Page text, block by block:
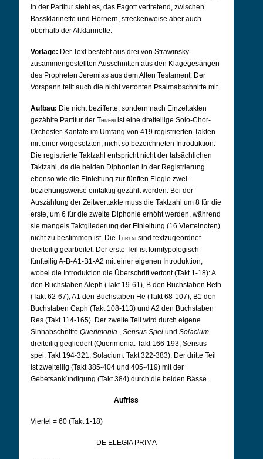
in der Partitur steht es, das Fagott vertretend, zwischen
Bassklarinette und Hörnern, streckenweise aber auch
oberhalb der Altklarinette.
Vorlage: Der Text besteht aus drei von Strawinsky
zusammengestellten Ausschnitten aus den Klagegesängen
des Propheten Jeremias aus dem Alten Testament. Der
Vorspann teilt auch die nicht vertonten Psalmabschnitte mit.
Aufbau: Die nicht bezifferte, sondern nach Einzeltakten
gezählte Partitur der Threni ist eine dreiteilige Solo-Chor-
Orchester-Kantate im Umfang von 419 registrierten Takten
mit einer vorgesetzten, nicht so bezeichneten Introduktion.
Die registrierte Taktzahl entspricht nicht der tatsächlichen
Taktzahl, da die beiden Diphonien in der Registrierung
ebenso wie die Einleitung zur fünften Elegie zwei-
beziehungsweise eintaktig gezählt werden. Bei der
Auszählung der Zeitwerttakte muss die Taktzahl um 8 für die
erste, um 6 für die zweite Diphonie erhöht werden, während
sie mangels Taktgliederung der Einleitung (16 Viertelnoten)
nicht zu bestimmen ist. Die Threni sind textzugeordnet
dreiteilig gearbeitet. Der erste Teil ist formtypologisch
fünfteilig A-B-A1-B1-A2 mit einer eigenen Introduktion,
wobei die Introduktion die Überschrift vertont (Takt 1-18): A
den Buchstaben Aleph (Takt 19-61), B den Buchstaben Beth
(Takt 62-67), A1 den Buchstaben He (Takt 68-107), B1 den
Buchstaben Caph (Takt 108-113) und A2 den Buchstaben
Res (Takt 114-165). Der zweite Teil wird durch eigene
Sinnabschnitte Querimonia , Sensus Spei und Solacium
dreiteilig gegliedert (Querimonia: Takt 166-193; Sensus
spei: Takt 194-321; Solacium: Takt 322-383). Der dritte Teil
ist zweiteilig (Takt 385-404 und 405-419) mit der
Gebetsankündigung (Takt 384) durch die beiden Bässe.
Aufriss
Viertel = 60 (Takt 1-18)
DE ELEGIA PRIMA